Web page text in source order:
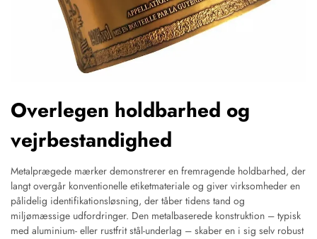
Overlegen holdbarhed og
vejrbestandighed
Metalprægede mærker demonstrerer en fremragende holdbarhed, der
langt overgår konventionelle etiketmateriale og giver virksomheder en
pålidelig identifikationsløsning, der tåber tidens tand og
miljømæssige udfordringer. Den metalbaserede konstruktion – typisk
med aluminium- eller rustfrit stål-underlag – skaber en i sig selv robust